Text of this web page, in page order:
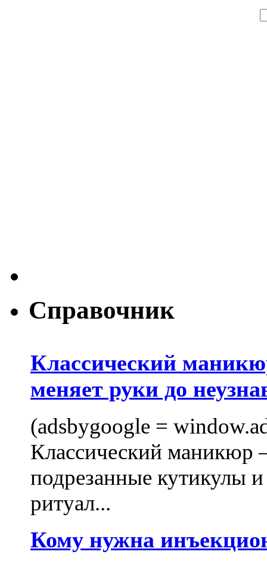
Справочник
Классический
меняет руки до
(adsbygoogle =
Классический маникюр
подрезанные кутикулы
ритуал...
Кому нужна